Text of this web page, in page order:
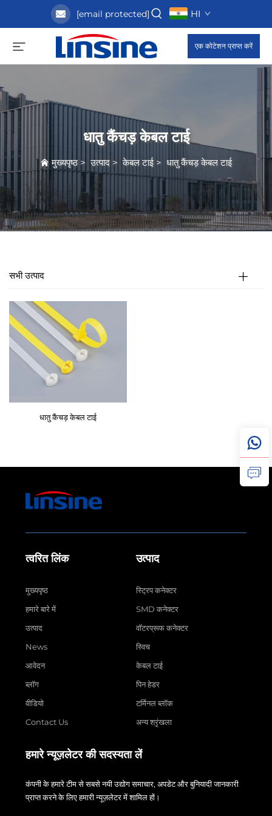
[email protected] HI
एक कोटेशन प्राप्त करें
धातु कैंचड़ केबल टाई
मुख्यपृष्ठ>उत्पाद >केबल टाई> धातु कैंचड़ केबल टाई
सभी उत्पाद
धातु कैंचड़ केबल टाई
त्वरित लिंक
मुख्यपृष्ठ
हमारे बारे में
उत्पाद
News
आवेदन
ब्लॉग
वीडियो
Contact Us
उत्पाद
स्ट्रिप कनेक्टर
SMD कनेक्टर
वॉटरप्रूफ कनेक्टर
स्विच
केबल टाई
पिन हेडर
टर्मिनल ब्लॉक
अन्य श्रृंखला
हमारे न्यूज़लेटर की सदस्यता लें
कंपनी के हमारे टीम से सबसे नयी उद्योग समाचार, अपडेट और बुनियादी जानकारी
प्राप्त करने के लिए हमारी न्यूज़लेटर में शामिल हों।